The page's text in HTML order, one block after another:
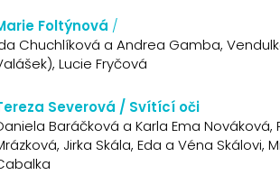
Foltýnová /
Chuchlíková a Andrea Gamba,
Lucie Fryčová
Severová / Svítící oči
Baráčková a Karla Ema
Jirka Skála, Eda a Véna Skálovi,